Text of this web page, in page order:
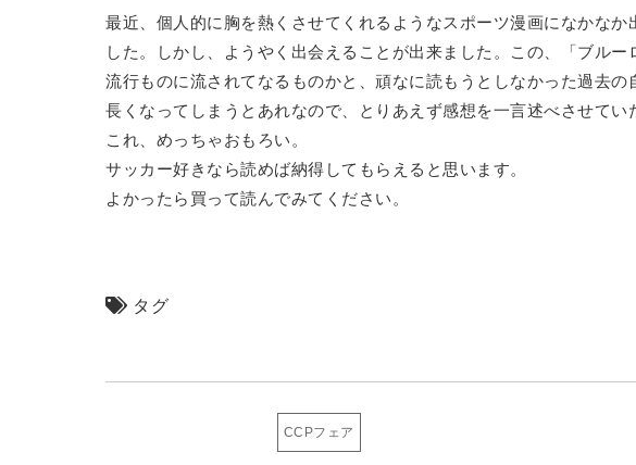
最近、個人的に胸を熱くさせてくれるようなスポーツ漫画になかな
した。しかし、ようやく出会えることが出来ました。この、「ブルー
流行ものに流されてなるものかと、頑なに読もうとしなかった過去の
長くなってしまうとあれなので、とりあえず感想を一言述べさせてい
これ、めっちゃおもろい。
サッカー好きなら読めば納得してもらえると思います。
よかったら買って読んでみてください。
タグ
CCPフェア